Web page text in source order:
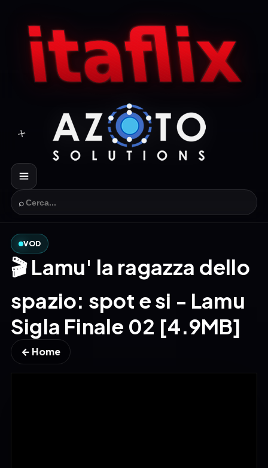
⌕
VOD
🎬 Lamu' la ragazza dello
spazio: spot e si - Lamu
Sigla Finale 02 [4.9MB]
← Home